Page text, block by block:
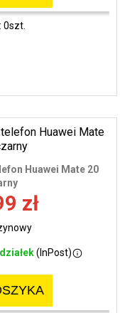
0szt.
Huawei Mate 20
zł
(InPost)